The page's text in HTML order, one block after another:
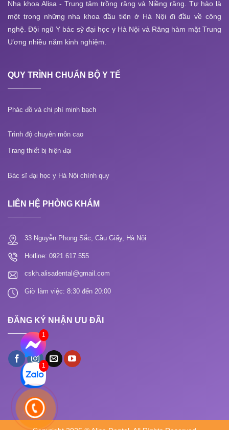
Nha khoa Alisa - Trung tâm trồng răng và Niềng răng. Tự hào là
một trong những nha khoa đầu tiên ở Hà Nội đi đầu về công
nghệ. Đội ngũ Y bác sỹ đại học y Hà Nội và Răng hàm mặt Trung
Ương nhiều năm kinh nghiệm.
QUY TRÌNH CHUẨN BỘ Y TẾ
Phác đồ và chi phí minh bạch
Trình độ chuyên môn cao
Trang thiết bị hiện đại
Bác sĩ đại học y Hà Nội chính quy
LIÊN HỆ PHÒNG KHÁM
33 Nguyễn Phong Sắc, Cầu Giấy, Hà Nội
Hotline: 0921.617.555
cskh.alisadental@gmail.com
Giờ làm việc: 8:30 đến 20:00
ĐĂNG KÝ NHẬN ƯU ĐÃI
1
1